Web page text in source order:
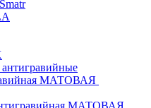
МАТОВАЯ
МАТОВАЯ